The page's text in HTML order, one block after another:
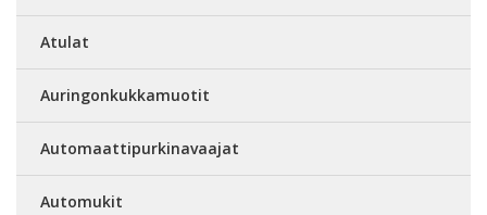
Atulat
Auringonkukkamuotit
Automaattipurkinavaajat
Automukit